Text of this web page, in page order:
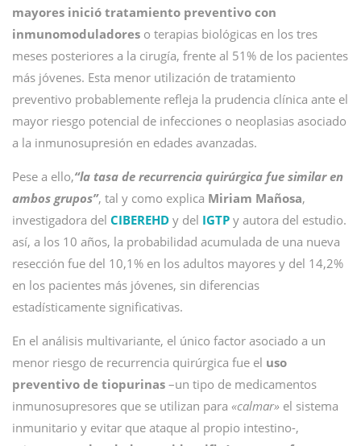
mayores inició tratamiento preventivo con
inmunomoduladores o terapias biológicas en los tres
meses posteriores a la cirugía, frente al 51% de los pacientes
más jóvenes. Esta menor utilización de tratamiento
preventivo probablemente refleja la prudencia clínica ante el
mayor riesgo potencial de infecciones o neoplasias asociado
a la inmunosupresión en edades avanzadas.
Pese a ello,“la tasa de recurrencia quirúrgica fue similar en
ambos grupos”, tal y como explica Miriam Mañosa,
investigadora del CIBEREHD y del IGTP y autora del estudio.
así, a los 10 años, la probabilidad acumulada de una nueva
resección fue del 10,1% en los adultos mayores y del 14,2%
en los pacientes más jóvenes, sin diferencias
estadísticamente significativas.
En el análisis multivariante, el único factor asociado a un
menor riesgo de recurrencia quirúrgica fue el uso
preventivo de tiopurinas –un tipo de medicamentos
inmunosupresores que se utilizan para «calmar» el sistema
inmunitario y evitar que ataque al propio intestino-,